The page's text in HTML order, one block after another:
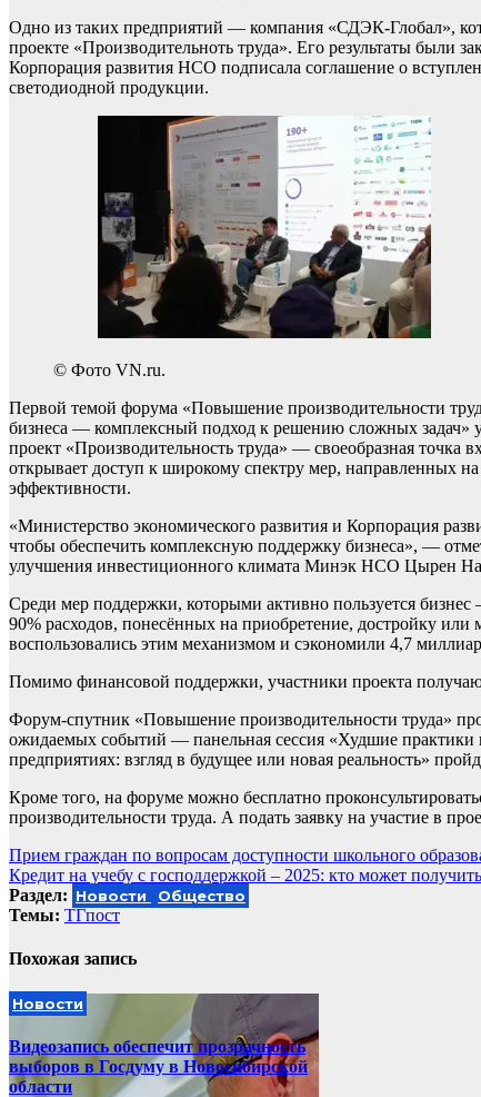
Одно из таких предприятий — компания «СДЭК-Глобал»,
проекте «Производительноть труда». Его результаты были
Корпорация развития НСО подписала соглашение о
светодиодной продукции.
© Фото VN.ru.
Первой темой форума «Повышение производительности
бизнеса — комплексный подход к решению сложных задач»
проект «Производительность труда» — своеобразная точка
открывает доступ к широкому спектру мер, направленных
эффективности.
«Министерство экономического развития и Корпорация
чтобы обеспечить комплексную поддержку бизнеса», —
улучшения инвестиционного климата Минэк НСО Цырен
Среди мер поддержки, которыми активно пользуется
90% расходов, понесённых на приобретение, достройку
воспользовались этим механизмом и сэкономили 4,7
Помимо финансовой поддержки, участники проекта
Форум-спутник «Повышение производительности труда»
ожидаемых событий — панельная сессия «Худшие
предприятиях: взгляд в будущее или новая реальность»
Кроме того, на форуме можно бесплатно
производительности труда. А подать заявку на участие в
Навигация
по
записям
Прием граждан по вопросам доступности школьного
Кредит на учебу с господдержкой – 2025: кто может
Раздел: Новости Общество
Темы: ТГпост
Похожая запись
Новости
Видеозапись обеспечит прозрачность
выборов в Госдуму в Новосибирской
области